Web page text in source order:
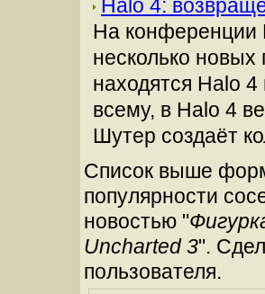
Halo 4:
На конференции
несколько новых
находятся Halo
всему, в Halo 4
Шутер создаёт
Список выше
популярности
новостью "
Uncharted 3".
пользователя.